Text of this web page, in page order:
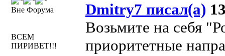
Вне Форума
ВСЕМ
ПИРИВЕТ!!!
Dmitry7 писал(а)
Возьмите на себя
приоритетные